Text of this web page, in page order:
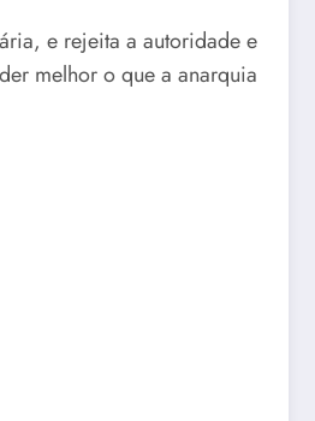
e rejeita a autoridade e
melhor o que a anarquia